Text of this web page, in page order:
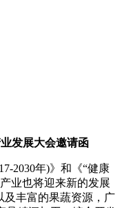
发展大会邀请函
2030年)》和《“健康
业也将迎来新的发展
及丰富的果蔬资源，广